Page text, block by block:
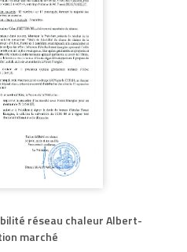
réseau chaleur Albert-
marché